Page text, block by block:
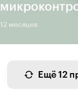
12 месяцев
Ещё 12